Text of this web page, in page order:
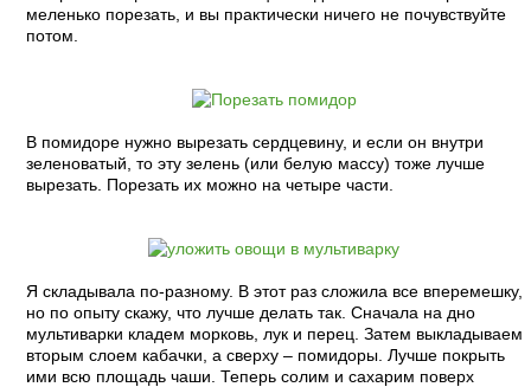
меленько порезать, и вы практически ничего не почувствуйте
потом.
В помидоре нужно вырезать сердцевину, и если он внутри
зеленоватый, то эту зелень (или белую массу) тоже лучше
вырезать. Порезать их можно на четыре части.
Я складывала по-разному. В этот раз сложила все вперемешку,
но по опыту скажу, что лучше делать так. Сначала на дно
мультиварки кладем морковь, лук и перец. Затем выкладываем
вторым слоем кабачки, а сверху – помидоры. Лучше покрыть
ими всю площадь чаши. Теперь солим и сахарим поверх